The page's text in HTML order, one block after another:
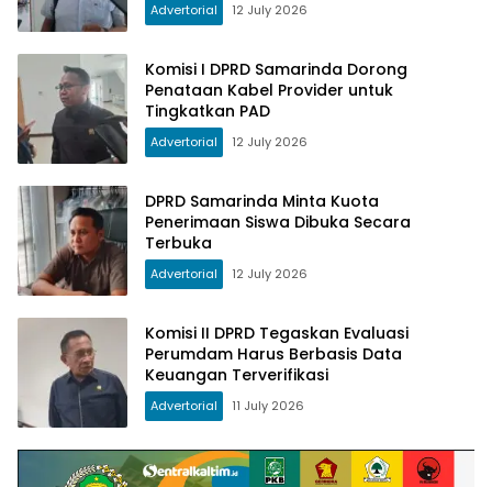
Advertorial 12 July 2026
Komisi I DPRD Samarinda Dorong
Penataan Kabel Provider untuk
Tingkatkan PAD
Advertorial 12 July 2026
DPRD Samarinda Minta Kuota
Penerimaan Siswa Dibuka Secara
Terbuka
Advertorial 12 July 2026
Komisi II DPRD Tegaskan Evaluasi
Perumdam Harus Berbasis Data
Keuangan Terverifikasi
Advertorial 11 July 2026